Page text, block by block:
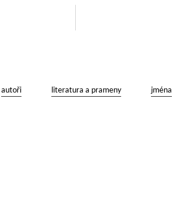
autoři literatura a prameny jména